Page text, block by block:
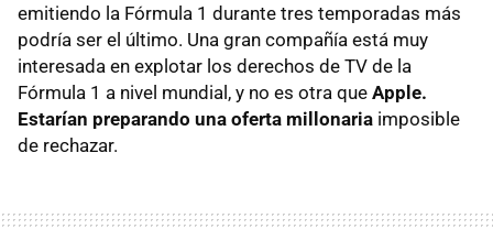
emitiendo la Fórmula 1 durante tres temporadas más
podría ser el último. Una gran compañía está muy
interesada en explotar los derechos de TV de la
Fórmula 1 a nivel mundial, y no es otra que Apple.
Estarían preparando una oferta millonaria imposible
de rechazar.